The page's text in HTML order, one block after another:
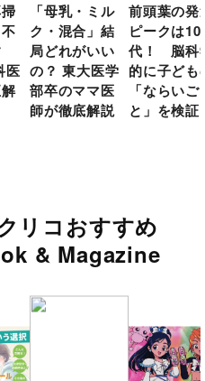
医
「母乳・ミル
ク・混合」結
局どれがいい
の？ 東大医学
部卒のママ医
師が徹底解説
前頭葉の発達
ピークは10
代！ 脳科学
的に子どもの
「ならいご
と」を検証
リコおすすめ
& Magazine